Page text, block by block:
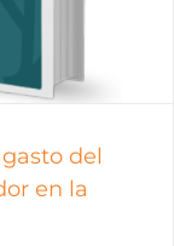
del
en la